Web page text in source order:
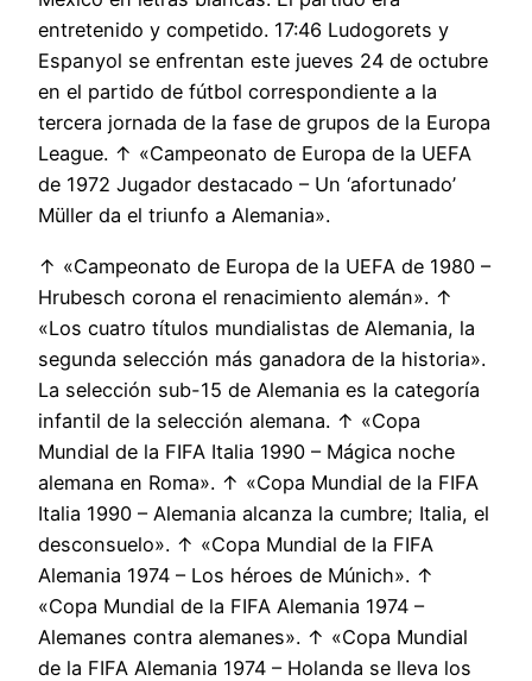
entretenido y competido. 17:46 Ludogorets y
Espanyol se enfrentan este jueves 24 de octubre
en el partido de fútbol correspondiente a la
tercera jornada de la fase de grupos de la Europa
League. ↑ «Campeonato de Europa de la UEFA
de 1972 Jugador destacado – Un ‘afortunado’
Müller da el triunfo a Alemania».
↑ «Campeonato de Europa de la UEFA de 1980 –
Hrubesch corona el renacimiento alemán». ↑
«Los cuatro títulos mundialistas de Alemania, la
segunda selección más ganadora de la historia».
La selección sub-15 de Alemania es la categoría
infantil de la selección alemana. ↑ «Copa
Mundial de la FIFA Italia 1990 – Mágica noche
alemana en Roma». ↑ «Copa Mundial de la FIFA
Italia 1990 – Alemania alcanza la cumbre; Italia, el
desconsuelo». ↑ «Copa Mundial de la FIFA
Alemania 1974 – Los héroes de Múnich». ↑
«Copa Mundial de la FIFA Alemania 1974 –
Alemanes contra alemanes». ↑ «Copa Mundial
de la FIFA Alemania 1974 – Holanda se lleva los